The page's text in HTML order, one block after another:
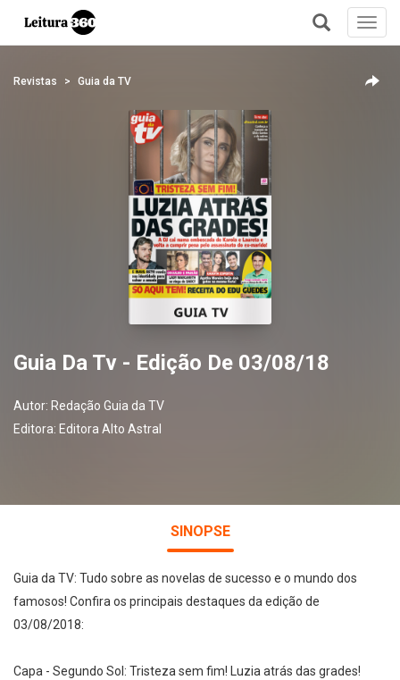
+
Revistas Guia da TV
Guia Da Tv - Edição De 03/08/18
Autor: Redação Guia da TV
Editora: Editora Alto Astral
SINOPSE
Guia da TV: Tudo sobre as novelas de sucesso e o mundo dos
famosos! Confira os principais destaques da edição de
03/08/2018:
Capa - Segundo Sol: Tristeza sem fim! Luzia atrás das grades!